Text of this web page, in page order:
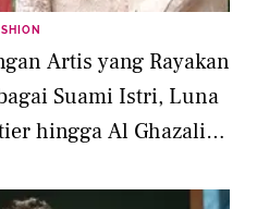
Artis yang Rayakan
Suami Istri, Luna
hingga Al Ghazali-